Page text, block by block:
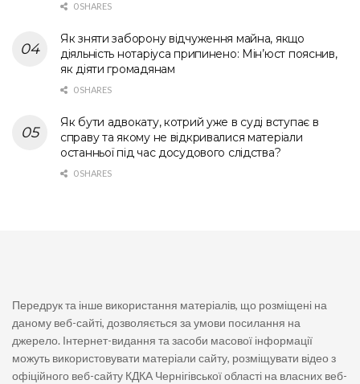
0 SHARES
Як зняти заборону відчуження майна, якщо
діяльність нотаріуса припинено: Мін’юст пояснив,
як діяти громадянам
0 SHARES
Як бути адвокату, котрий уже в суді вступає в
справу та якому не відкривалися матеріали
останньої під час досудового слідства?
0 SHARES
Передрук та інше використання матеріалів, що розміщені на
даному веб-сайті, дозволяється за умови посилання на
джерело. Інтернет-видання та засоби масової інформації
можуть використовувати матеріали сайту, розміщувати відео з
офіційного веб-сайту КДКА Чернігівської області на власних веб-